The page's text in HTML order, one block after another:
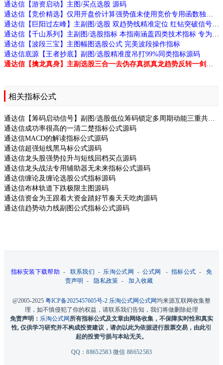
通达信【游资启动】主图/买点选股 源码
通达信【竞价精选】仅用开盘价计算强势值未使用竞价专用函数独特选股技巧源码
通达信【巨阳过左峰】主副图/选股 双趋势线精准定位 红钻突破信号 高效交易源码
通达信【千山系列】主副图/选股指标 本指南涵盖四类技术指标 专为捕捉强势股及主力动向设计
通达信【波段三宝】主图幅图选股公式 完美波段操作指标
通达信底源【王者抄底】副图/选股精准度吊打99%同类指标源码
通达信【擒龙真身】主副选股三合一去伪存真抓真龙趋势反转一剑封喉源码
相关指标公式
通达信【筹码启动信号】副图/选股低位筹码锁定多周期动能三重共振源码
通达信成功率很高的一清二楚指标公式源码
通达信MACD的解读指标公式源码
通达信超强短线黑马标公式源码
通达信龙头股强势拉升与短线回档买点源码
通达信龙头战法专用辅助器无未来指标公式源码
通达信缠论及缠论选股公式指标源码
通达信布林轨道下跌极限主图源码
通达信资金为王跟着大资金踏好节奏天天吃肉源码
通达信趋势动力线副图公式指标公式源码
指标安装下载帮助 - 联系我们 - 乐淘公式网 -公式网 -指标公式 -免
责声明
- 隐私政策 -加入收藏
@2005-2025 粤ICP备2025457605号-2 乐淘公式网公式网均来源互联网收集整
理，如不慎侵犯了你的权益，请联系我们告知，我们将做删除处理
免责声明： 乐淘公式网 所有指标公式及文章由网络收集，不保障实时性和真实
性, 仅供学习研究并不构成投资建议，请勿以此为依据进行股票交易，由此引
起的投资亏损与本站无关。
QQ：88652583 微信 88652583